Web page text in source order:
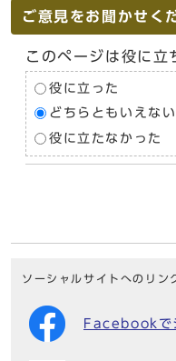
ご意見をお聞かせく
このページは役に立
役に立った
どちらともいえない
役に立たなかった
ソーシャルサイトへのリン
Facebookで